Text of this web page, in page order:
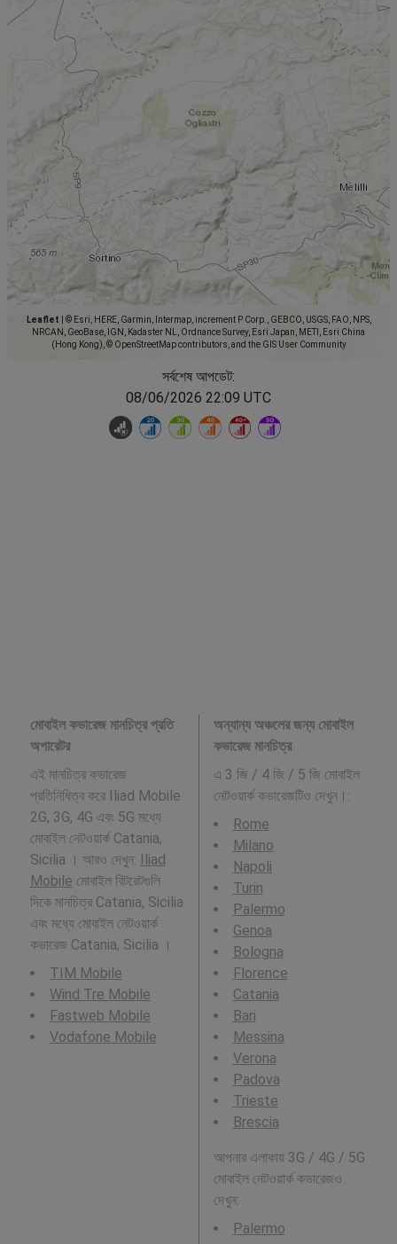
Leaflet
© Esri, HERE, Garmin, Intermap, increment P Corp., GEBCO, USGS, FAO, NPS,
NRCAN, GeoBase, IGN, Kadaster NL, Ordnance Survey, Esri Japan, METI, Esri China
(Hong Kong), © OpenStreetMap contributors, and the GIS User Community
সর্বশেষ আপডেট:
08/06/2026 22:09 UTC
মোবাইল কভারেজ মানচিত্র প্রতি
অপারেটর
এই মানচিত্র কভারেজ
প্রতিনিধিত্ব করে Iliad Mobile
2G, 3G, 4G এবং 5G মধ্যে
মোবাইল নেটওয়ার্ক Catania,
Sicilia । আরও দেখুন:
Iliad
Mobile মোবাইল বিটরেটগুলি
দিকে মানচিত্র Catania, Sicilia
এবং মধ্যে মোবাইল নেটওয়ার্ক
কভারেজ Catania, Sicilia ।
TIM Mobile
Wind Tre Mobile
Fastweb Mobile
Vodafone Mobile
অন্যান্য অঞ্চলের জন্য মোবাইল
কভারেজ মানচিত্র
এ 3 জি / 4 জি / 5 জি মোবাইল
নেটওয়ার্ক কভারেজটিও দেখুন।:
Rome
Milano
Napoli
Turin
Palermo
Genoa
Bologna
Florence
Catania
Bari
Messina
Verona
Padova
Trieste
Brescia
আপনার এলাকায় 3G / 4G / 5G
মোবাইল নেটওয়ার্ক কভারেজও
দেখুন:
Palermo